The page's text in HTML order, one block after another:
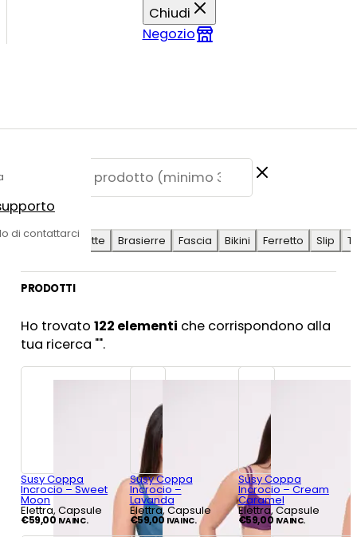
di contattarci
Chiudi
Negozio
SUGGERITE
Antilope
Coulotte Brasierre Fascia Bikini Ferretto Slip
PRODOTTI
Ho trovato122 elementi che corrispondono alla
tua ricerca "".
Susy Coppa
Incrocio – Sweet
Moon
Elettra, Capsule
€59,00 IVA INC.
Susy Coppa
Incrocio –
Lavanda
Elettra, Capsule
€59,00 IVA INC.
Susy Coppa
Incrocio – Cream
Caramel
Elettra, Capsule
€59,00 IVA INC.